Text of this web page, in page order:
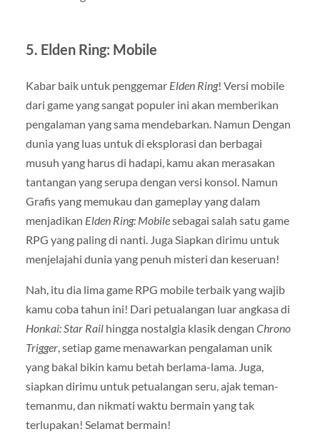
5. Elden Ring: Mobile
Kabar baik untuk penggemar Elden Ring! Versi mobile
dari game yang sangat populer ini akan memberikan
pengalaman yang sama mendebarkan. Namun Dengan
dunia yang luas untuk di eksplorasi dan berbagai
musuh yang harus di hadapi, kamu akan merasakan
tantangan yang serupa dengan versi konsol. Namun
Grafis yang memukau dan gameplay yang dalam
menjadikan Elden Ring: Mobilesebagai salah satu game
RPG yang paling di nanti. Juga Siapkan dirimu untuk
menjelajahi dunia yang penuh misteri dan keseruan!
Nah, itu dia lima game RPG mobile terbaik yang wajib
kamu coba tahun ini! Dari petualangan luar angkasa di
Honkai: Star Railhingga nostalgia klasik dengan Chrono
Trigger, setiap game menawarkan pengalaman unik
yang bakal bikin kamu betah berlama-lama. Juga,
siapkan dirimu untuk petualangan seru, ajak teman-
temanmu, dan nikmati waktu bermain yang tak
terlupakan! Selamat bermain!